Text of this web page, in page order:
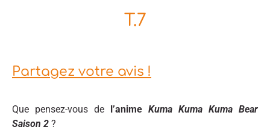
T.7
Partagez votre avis !
Que pensez-vous de l’anime Kuma Kuma Kuma Bear
Saison 2 ?